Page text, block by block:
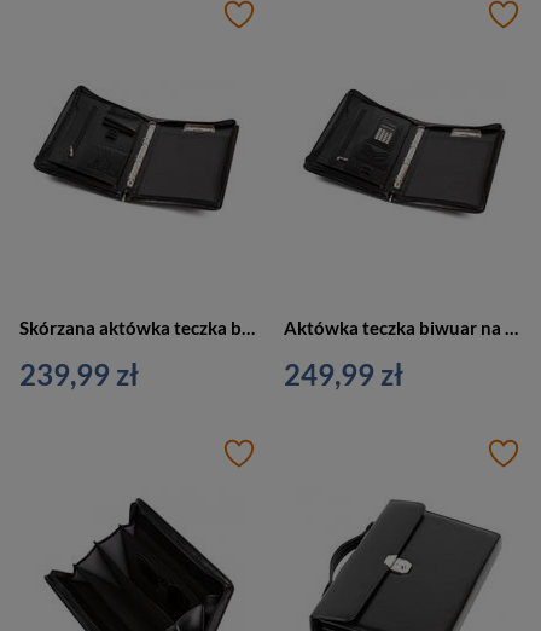
Skórzana aktówka teczka biwuar na dokumenty czarny Vip Collection AK-12
239,99 zł
Aktówka teczka biwuar na dokumenty z kalkulatorem czarny Vip Collection AK-11N
249,99 zł